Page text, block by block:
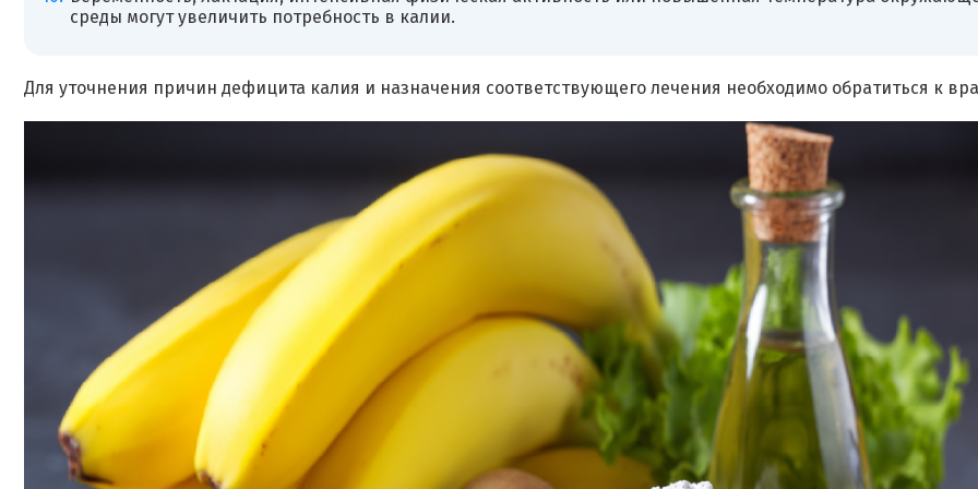
среды могут увеличить потребность в калии.
Для уточнения причин дефицита калия и назначения соответствующего лечения необходимо обратиться к